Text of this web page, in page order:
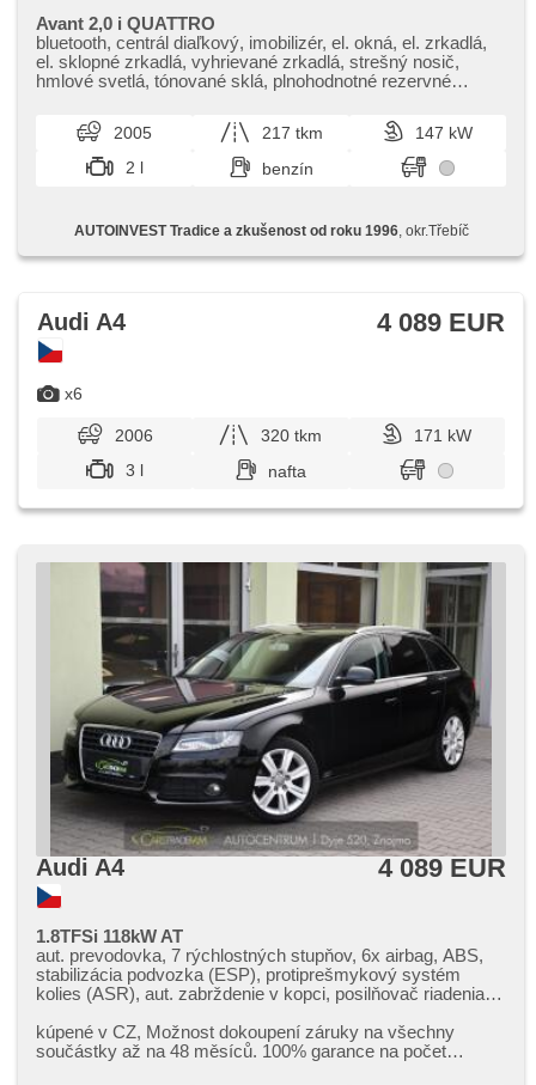
Avant 2,0 i QUATTRO
bluetooth, centrál diaľkový, imobilizér, el. okná, el. zrkadlá,
el. sklopné zrkadlá, vyhrievané zrkadlá, strešný nosič,
hmlové svetlá, tónované sklá, plnohodnotné rezervné
nastaviteľné sedadlá, nastaviteľný volant, zadný stierač, 6x
airbag, dvojzónová klimatizácia, palubný počítač, zadná
lakťová opierka, vonkajší teplomer, hliníkové kolesá, ABS,
protiprešmykový systém kolies (ASR), stabilizácia
'EURO IV'
2005 217 tkm
147 kW
2 l
benzín
AUTOINVEST Tradice a zkušenost od roku 1996, okr.Třebíč
x6
Audi A4 4 089 EUR
2006 320 tkm
171 kW
3 l
nafta
Audi A4 4 089 EUR
1.8TFSi 118kW AT
aut. prevodovka, 7 rýchlostných stupňov, 6x airbag, ABS,
stabilizácia podvozka (ESP), protiprešmykový systém
kolies (ASR), aut. zabrždenie v kopci, posilňovač riadenia,
denné svietenie, hliníkové kolesá, palubný počítač,
elektronická ručná brzda, parkovacie senzory predné,
kúpené v CZ,​ Možnost dokoupení záruky na všechny
součástky až na 48 měsíců. 100% garance na počet